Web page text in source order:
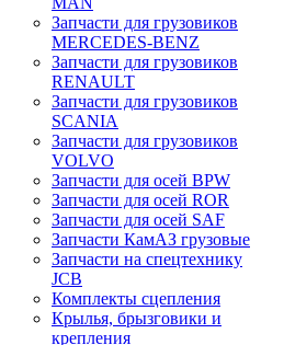
Запчасти для грузовиков
MERCEDES-BENZ
Запчасти для грузовиков
RENAULT
Запчасти для грузовиков
SCANIA
Запчасти для грузовиков
VOLVO
Запчасти для осей BPW
Запчасти для осей ROR
Запчасти для осей SAF
Запчасти КамАЗ грузовые
Запчасти на спецтехнику
JCB
Комплекты сцепления
Крылья, брызговики и
крепления